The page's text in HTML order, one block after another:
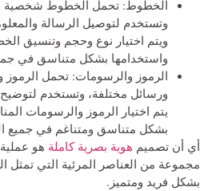
الخطوط: تحمل الخطوط شخصية
وتستخدم لتوصيل الرسالة
ويتم اختيار نوع وحجم وتنسيق
واستخدامها بشكل متناسق في
الرموز والرسومات: تحمل
ورسائل مختلفة، وتستخدم لتوضيح
يتم اختيار الرموز والرسومات
بشكل متناسق ومتناغم في جميع
أي أن تصميم هوية بصرية كاملة هو
مجموعة من العناصر المرئية التي تمثل
بشكل فريد ومتميز.